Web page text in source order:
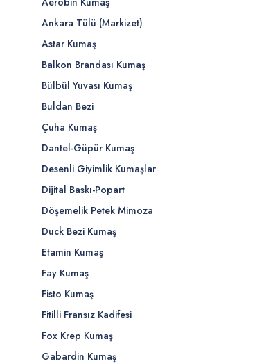
Ankara Tülü (Markizet)
Astar Kumaş
Balkon Brandası Kumaş
Bülbül Yuvası Kumaş
Buldan Bezi
Çuha Kumaş
Dantel-Güpür Kumaş
Desenli Giyimlik Kumaşlar
Dijital Baskı-Popart
Döşemelik Petek Mimoza
Duck Bezi Kumaş
Etamin Kumaş
Fay Kumaş
Fisto Kumaş
Fitilli Fransız Kadifesi
Fox Krep Kumaş
Gabardin Kumaş